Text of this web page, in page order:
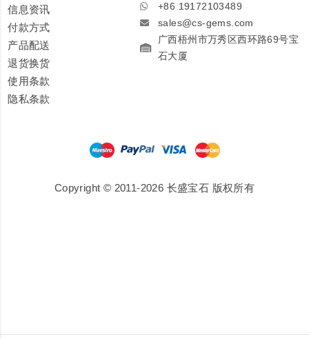
信息资讯
付款方式
产品配送
退货换货
使用条款
隐私条款
+86 19172103489
sales@cs-gems.com
广西梧州市万秀区西环路69号宝
石大厦
Copyright © 2011-2026 长盛宝石 版权所有